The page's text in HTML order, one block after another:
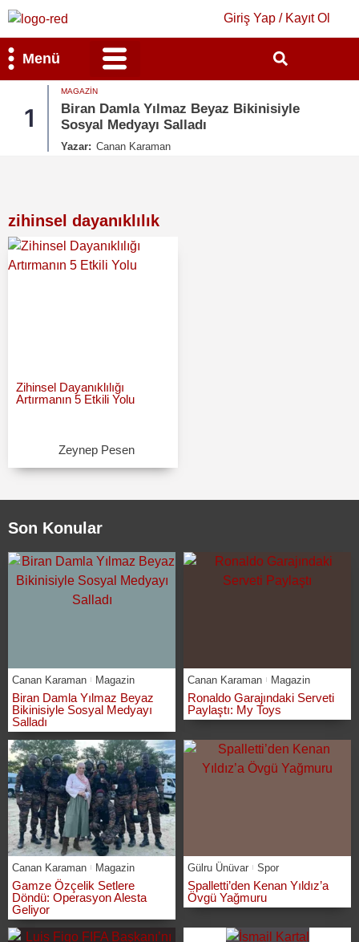
Giriş Yap / Kayıt Ol
Menü
1
MAGAZIN
Biran Damla Yılmaz Beyaz Bikinisiyle
Sosyal Medyayı Salladı
Yazar: Canan Karaman
zihinsel dayanıklılık
Zihinsel Dayanıklılığı
Artırmanın 5 Etkili Yolu
Zeynep Pesen
Son Konular
Canan Karaman Magazin
Biran Damla Yılmaz Beyaz
Bikinisiyle Sosyal Medyayı
Salladı
Canan Karaman Magazin
Ronaldo Garajındaki Serveti
Paylaştı: My Toys
Canan Karaman Magazin
Gamze Özçelik Setlere
Döndü: Operasyon Alesta
Geliyor
Gülru Ünüvar Spor
Spalletti’den Kenan Yıldız’a
Övgü Yağmuru